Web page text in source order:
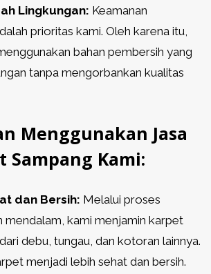
Lingkungan: Keamanan
prioritas kami. Oleh karena itu,
bahan pembersih yang
tanpa mengorbankan kualitas
Menggunakan Jasa
Sampang Kami:
dan Bersih: Melalui proses
mendalam, kami menjamin karpet
debu, tungau, dan kotoran lainnya.
menjadi lebih sehat dan bersih.